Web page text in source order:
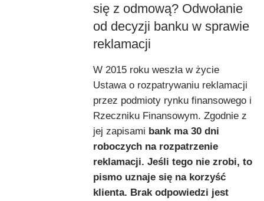
się z odmową? Odwołanie
od decyzji banku w sprawie
reklamacji
W 2015 roku weszła w życie
Ustawa o rozpatrywaniu reklamacji
przez podmioty rynku finansowego i
Rzeczniku Finansowym. Zgodnie z
jej zapisami bank ma 30 dni
roboczych na rozpatrzenie
reklamacji. Jeśli tego nie zrobi, to
pismo uznaje się na korzyść
klienta. Brak odpowiedzi jest